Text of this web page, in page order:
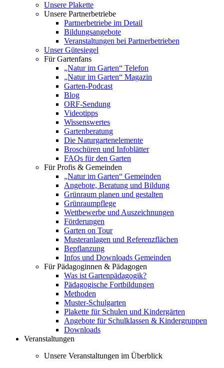
Unsere Plakette
Unsere Partnerbetriebe
Partnerbetriebe im Detail
Bildungsangebote
Veranstaltungen bei Partnerbetrieben
Unser Gütesiegel
Für Gartenfans
„Natur im Garten“ Telefon
„Natur im Garten“ Magazin
Garten-Podcast
Blog
ORF-Sendung
Videotipps
Wissenswertes
Gartenberatung
Die Naturgartenelemente
Broschüren und Infoblätter
FAQs für den Garten
Für Profis & Gemeinden
„Natur im Garten“ Gemeinden
Angebote, Beratung und Bildung
Grünraum planen und gestalten
Grünraumpflege
Wettbewerbe und Auszeichnungen
Förderungen
Garten on Tour
Musteranlagen und Referenzflächen
Bepflanzung
Infos und Downloads Gemeinden
Für Pädagoginnen & Pädagogen
Was ist Gartenpädagogik?
Pädagogische Fortbildungen
Methoden
Muster-Schulgarten
Plakette für Schulen und Kindergärten
Angebote für Schulklassen & Kindergruppen
Downloads
Veranstaltungen
Unsere Veranstaltungen im Überblick